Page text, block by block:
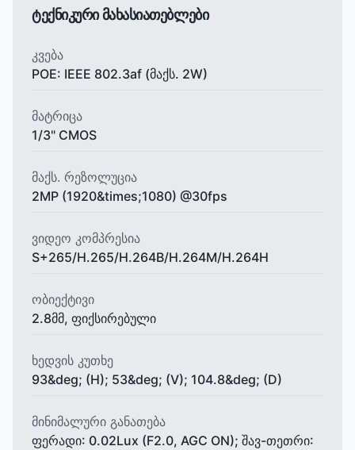
ტექნიკური მახასიათებლები
კვება
POE: IEEE 802.3af (მაქს. 2W)
მატრიცა
1/3" CMOS
მაქს. რეზოლუცია
2MP (1920&times;1080) @30fps
ვიდეო კომპრესია
S+265/H.265/H.264B/H.264M/H.264H
ობიექტივი
2.8მმ, ფიქსირებული
ხედვის კუთხე
93&deg; (H); 53&deg; (V); 104.8&deg; (D)
მინიმალური განათება
ფერადი: 0.02Lux (F2.0, AGC ON); შავ-თეთრი: